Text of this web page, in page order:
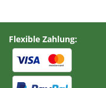
Flexible Zahlung: